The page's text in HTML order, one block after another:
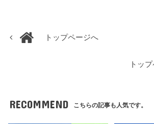
トップページへ
トッ
RECOMMEND こちらの記事も人気です。